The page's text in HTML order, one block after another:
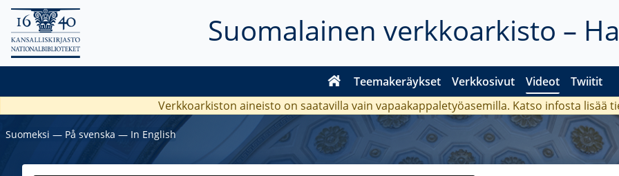
Suomalainen verkkoarkisto –
Teemakeräykset Verkkosivut Videot
Twiitit
Verkkoarkiston aineisto on saatavilla vain vapaakappaletyöasemilla. Katso infosta lisää
Suomeksi ― På svenska ― In English